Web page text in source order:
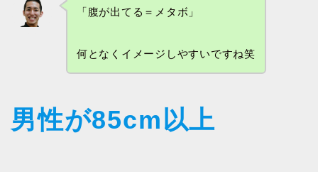
「腹が出てる＝メタボ」
何となくイメージしやすいですね笑
男性が85cm以上